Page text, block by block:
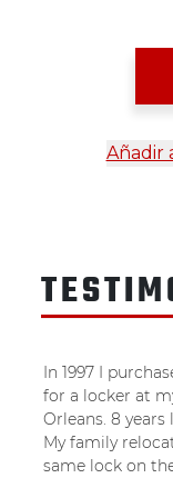
Añadir
In 1997 I
for a locker at
Orleans. 8
My family
same lock on